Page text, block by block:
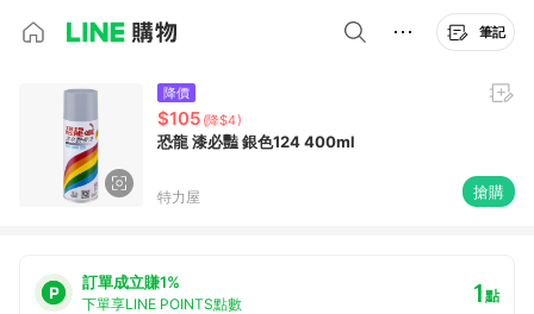
筆記
降價
$105 (降$4)
恐龍 漆必豔 銀色124 400ml
特力屋 搶購
訂單成立賺1%
下單享LINE POINTS點數 1點